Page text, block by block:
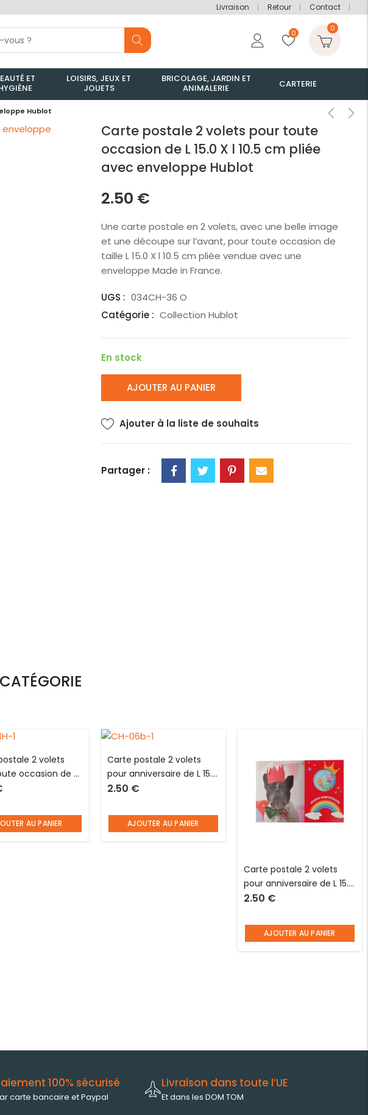
Livraison Retour Contact
0 0
ET
LOISIRS, JEUX ET
JOUETS
BRICOLAGE, JARDIN ET
ANIMALERIE
CARTERIE
Hublot
Carte postale 2 volets pour toute
occasion de L 15.0 X l 10.5 cm pliée
avec enveloppe Hublot
2.50 €
Une carte postale en 2 volets, avec une belle image
et une découpe sur l’avant, pour toute occasion de
taille L 15.0 X l 10.5 cm pliée vendue avec une
enveloppe Made in France.
UGS : 034CH-36 O
Catégorie : Collection Hublot
En stock
AJOUTER AU PANIER
Ajouter à la liste de souhaits
Partager :
2 volets
occasion de L
cm pliée avec
AU PANIER
Carte postale 2 volets
pour anniversaire de L 15.0
X l 10.5 cm pliée avec
2.50 €
AJOUTER AU PANIER
Carte postale 2 volets
pour anniversaire de L 15.0
X l 10.5 cm pliée avec
2.50 €
AJOUTER AU PANIER
100% sécurisé
carte bancaire et Paypal
Livraison dans toute l’UE
Et dans les DOM TOM